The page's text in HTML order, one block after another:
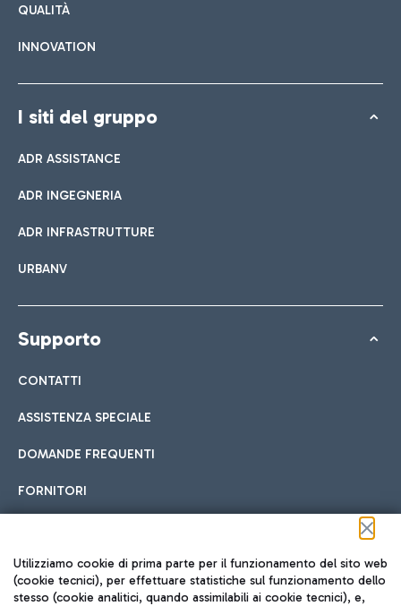
QUALITÀ
INNOVATION
I siti del gruppo
ADR ASSISTANCE
ADR INGEGNERIA
ADR INFRASTRUTTURE
URBANV
Supporto
CONTATTI
ASSISTENZA SPECIALE
DOMANDE FREQUENTI
FORNITORI
Seguici sui social
Utilizziamo cookie di prima parte per il funzionamento del sito web
(cookie tecnici), per effettuare statistiche sul funzionamento dello
stesso (cookie analitici, quando assimilabili ai cookie tecnici), e,